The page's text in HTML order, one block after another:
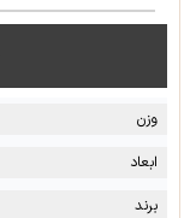
وزن
ابعاد
برند